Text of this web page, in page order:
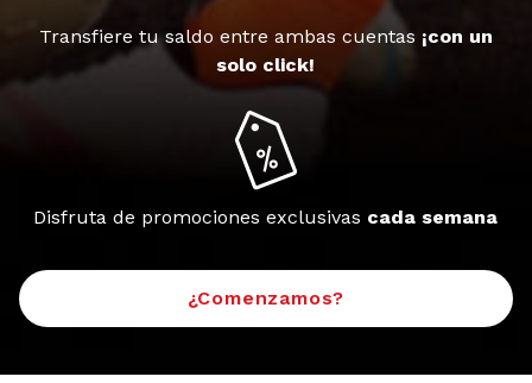
Transfiere tu saldo entre ambas cuentas ¡con un
solo click!
Disfruta de promociones exclusivas cada semana
¿Comenzamos?